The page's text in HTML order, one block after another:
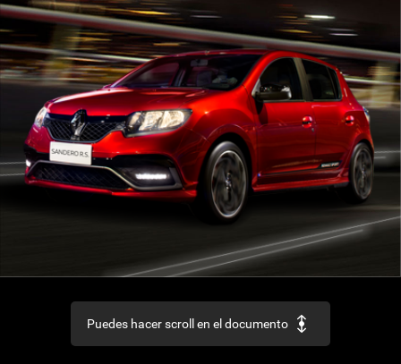
Puedes hacer scroll en el documento